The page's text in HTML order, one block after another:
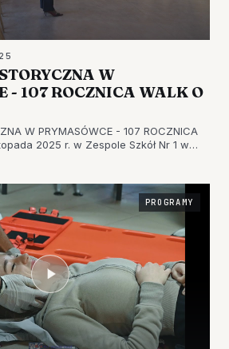
W
- 107 ROCZNICA WALK O
W PRYMASÓWCE - 107 ROCZNICA
2025 r. w Zespole Szkół Nr 1 w
Ziem W…
PROGRAMY